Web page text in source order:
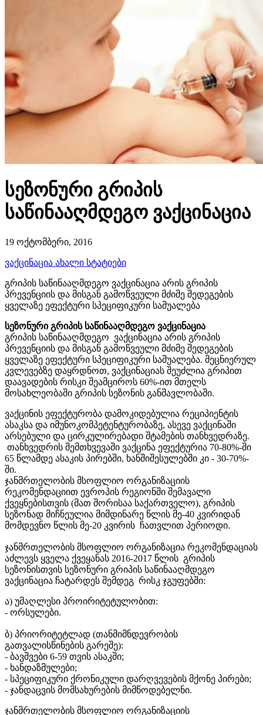
სეზონური გრიპის
საწინააღმდეგო ვაქცინაცია
19 ოქტომბერი, 2016
ვაქცინაცია ახალი სტატიები
გრიპის საწინააღმდეგო ვაქცინაცია არის გრიპის
პრევენციის და მისგან გამოწვეული მძიმე შედეგების
ყველაზე ეფექტური სპეციფიკური საშუალება
სეზონური გრიპის საწინააღმდეგო ვაქცინაცია
გრიპის საწინააღმდეგო ვაქცინაცია არის გრიპის
პრევენციის და მისგან გამოწვეული მძიმე შედეგების
ყველაზე ეფექტური სპეციფიკური საშუალება. მეცნიერულ
კვლევებზე დაყრდნოთ, ვაქცინაციას შეუძლია გრიპით
დაავადების რისკი შეამციროს 60%-ით მთელს
მოსახლეობაში გრიპის სეზონის განმავლობაში.
ვაქცინის ეფექტურობა დამოკიდებულია რეციპიენტის
ასაკსა და იმუნოკომპეტენტურობაზე, ასევე ვაქცინაში
არსებული და ცირკულირებადი შტამების თანხვედრაზე.
თანხვედრის შემთხვევაში ვაქცინა ეფექტურია 70-80%-ში
65 წლამდე ასაკის პირებში, ხანშიშესულებში კი - 30-70%-
ში.
ჯანმრთელობის მსოფლიო ორგანიზაციის
რეკომენდაციით ევროპის რეგიონში შემავალი
ქვეყნებისთვის (მათ შორისაა საქართველო), გრიპის
სეზონად მიჩნეულია მიმდინარე წლის მე-40 კვირიდან
მომდევნო წლის მე-20 კვირის ჩათვლით პერიოდი.
ჯანმრთელობის მსოფლიო ორგანიზაცია რეკომენდაციას
აძლევს ყველა ქვეყანას 2016-2017 წლის გრიპის
სეზონისთვის სეზონური გრიპის საწინააღმდეგო
ვაქცინაცია ჩატარდეს შემდეგ რისკ ჯგუფებში:
ა) უმაღლესი პროირიტეტულობით:
- ორსულები.
ბ) პრიორიტეტლად (თანმიმნდევრობის
გათვალისწინების გარეშე):
- ბავშვები 6-59 თვის ასაკში;
- ხანდაზმულები;
- სპეციფიკური ქრონიკული დარღვევების მქონე პირები;
- ჯანდაცვის მომსახურების მიმწოდებელნი.
ჯანმრთელობის მსოფლიო ორგანიზაციის